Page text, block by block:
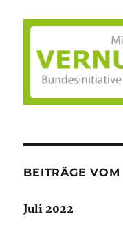
BEITRÄGE VOM
Juli 2022